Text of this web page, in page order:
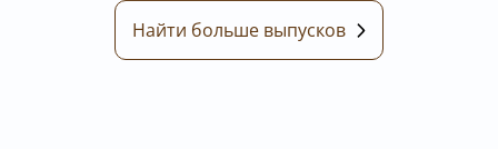
Найти больше выпусков